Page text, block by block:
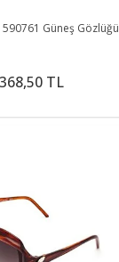
590761 Güneş Gözlüğü
TL